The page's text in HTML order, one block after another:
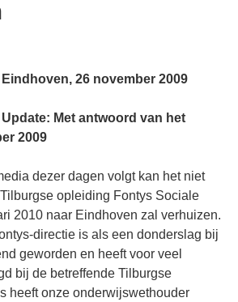
Eindhoven, 26 november 2009
Update: Met antwoord van het
2009
dezer dagen volgt kan het niet
opleiding Fontys Sociale
2010 naar Eindhoven zal verhuizen.
directie is als een donderslag bij
geworden en heeft voor veel
bij de betreffende Tilburgse
heeft onze onderwijswethouder